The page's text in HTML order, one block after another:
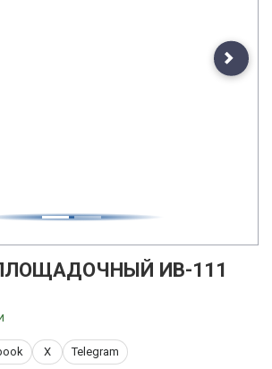
Next
ИВ-111
X Telegram